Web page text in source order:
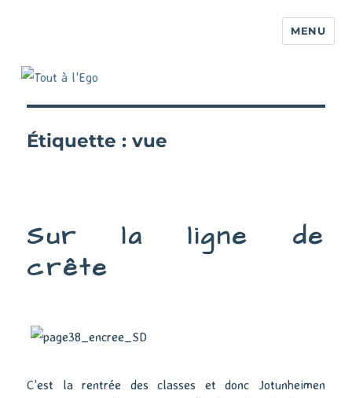
MENU
Étiquette :vue
Sur la ligne de
crête
C’est la rentrée des classes et donc Jotunheimen